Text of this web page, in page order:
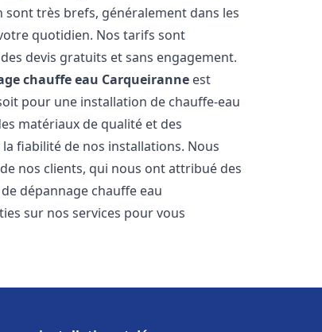
très brefs, généralement dans les
quotidien. Nos tarifs sont
devis gratuits et sans engagement.
chauffe eau Carqueiranne est
pour une installation de chauffe-eau
matériaux de qualité et des
fiabilité de nos installations. Nous
nos clients, qui nous ont attribué des
dépannage chauffe eau
sur nos services pour vous